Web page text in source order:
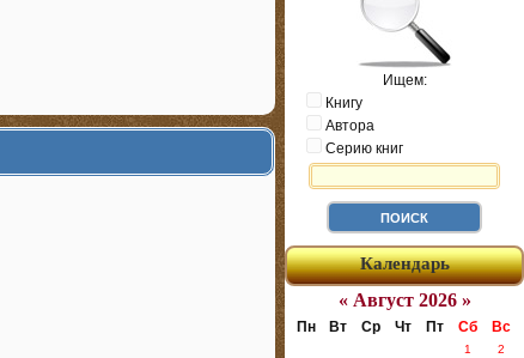
Ищем:
Книгу
Автора
Серию книг
Календарь
« Август 2026 »
Пн Вт Ср Чт Пт Сб Вс
1
2